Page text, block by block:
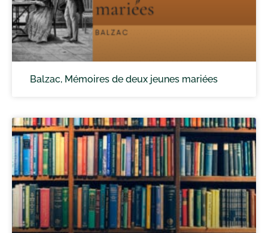
Balzac, Mémoires de deux jeunes mariées